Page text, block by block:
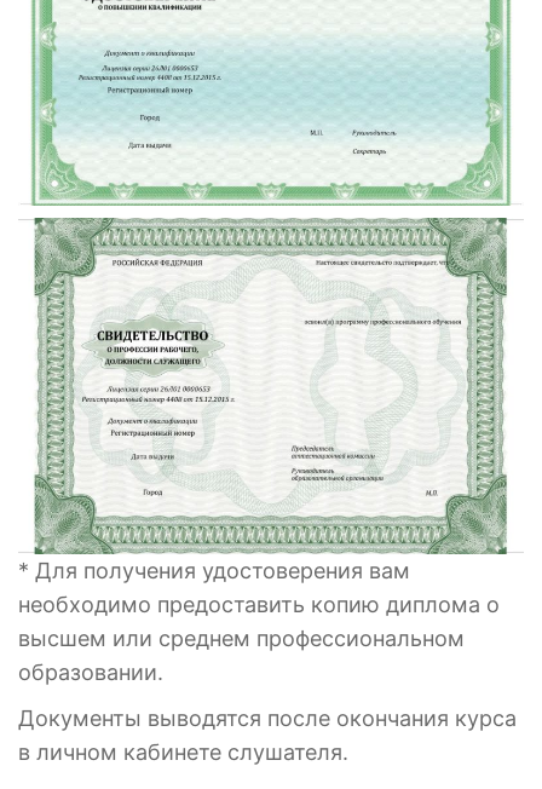
* Для получения удостоверения вам
необходимо предоставить копию диплома о
высшем или среднем профессиональном
образовании.
Документы выводятся после окончания курса
в личном кабинете слушателя.